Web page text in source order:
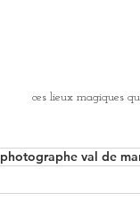
ces lieux magiques
photographe val de